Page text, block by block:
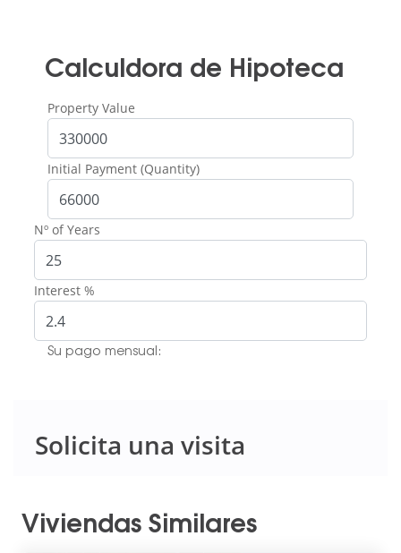
Calculdora de Hipoteca
Property Value
Initial Payment (Quantity)
Nº of Years
Interest %
Su pago mensual:
Solicita una visita
Viviendas Similares